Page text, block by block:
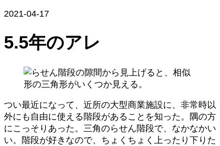
2021-04-17
5.5年のアレ
つい最近になって、近所の大型商業施設に、非常時以
外にも自由に使える階段があることを知った。隅の方
にこっそりあった。三角のらせん階段で、なかなかい
い。階段が好きなので、ちょくちょく上ったり下りた